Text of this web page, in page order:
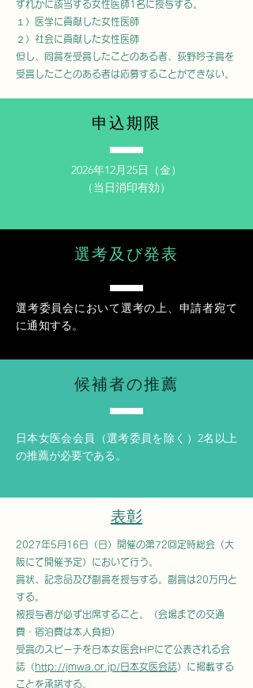
ずれかに該当する女性医師1名に授与する。
１）医学に貢献した女性医師
２）社会に貢献した女性医師
但し、同賞を受賞したことのある者、荻野吟子賞を
受賞したことのある者は応募することができない。
申込期限
2026年12月25日（金）
（当日消印有効）
選考及び発表
選考委員会において選考の上、申請者宛て
に通知する。
候補者の推薦
日本女医会会員（選考委員を除く）2名以上
の推薦が必要である。
表彰
2027年5月16日（日）開催の第72回定時総会（大
阪にて開催予定）において行う。
賞状、記念品及び副賞を授与する。副賞は20万円と
する。
被授与者が必ず出席すること。（会場までの交通
費・宿泊費は本人負担）
受賞のスピーチを日本女医会HPにて公表される会
誌 （http://jmwa.or.jp/日本女医会誌）に掲載する
ことを承諾する。